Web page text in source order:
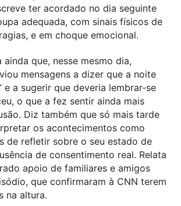
ter acordado no dia seguinte
adequada, com sinais físicos de
e em choque emocional.
que, nesse mesmo dia,
mensagens a dizer que a noite
e a sugerir que deveria lembrar-se
o que a fez sentir ainda mais
Diz também que só mais tarde
os acontecimentos como
de refletir sobre o seu estado de
de consentimento real. Relata
apoio de familiares e amigos
que confirmaram à CNN terem
na altura.